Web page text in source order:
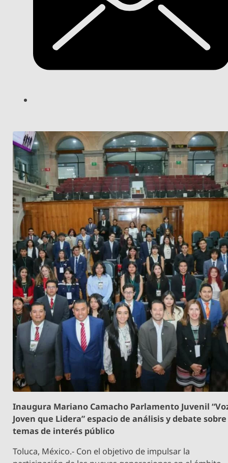
Inaugura Mariano Camacho Parlamento Juvenil
Joven que Lidera” espacio de análisis y debate sobre
temas de interés público
Toluca, México.- Con el objetivo de impulsar la